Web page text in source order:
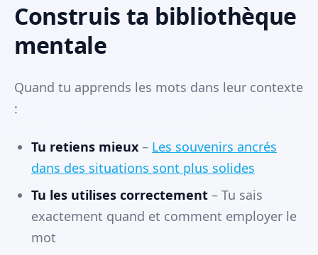
Construis ta bibliothèque
mentale
Quand tu apprends les mots dans leur contexte
:
Tu retiens mieux – Les souvenirs ancrés
dans des situations sont plus solides
Tu les utilises correctement – Tu sais
exactement quand et comment employer le
mot